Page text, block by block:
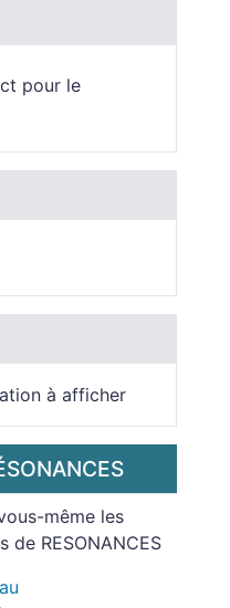
pour le
à afficher
même les
de RESONANCES